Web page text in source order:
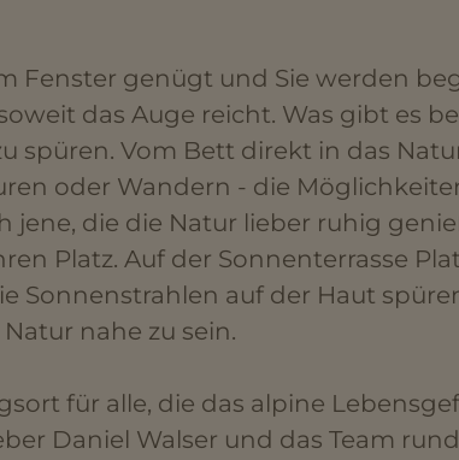
Fenster genügt und Sie werden
das Auge reicht. Was gibt es
spüren. Vom Bett direkt in das
oder Wandern - die
jene, die die Natur lieber ruhig
Platz. Auf der Sonnenterrasse
Sonnenstrahlen auf der Haut
nahe zu sein.
für alle, die das alpine
Daniel Walser und das Team